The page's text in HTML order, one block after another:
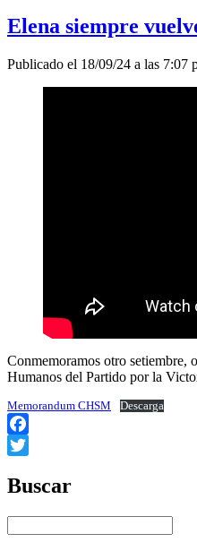
Elena siempre
Publicado el 18/09/24 a las 7:07
Conmemoramos otro
Humanos del Partido por la
Memorandum CHSM Descarga
Facebook
Buscar